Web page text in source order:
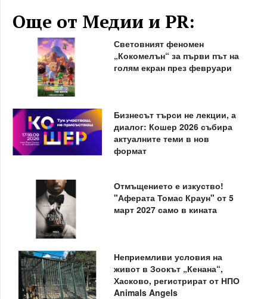
Още от Медии и PR:
Световният феномен
„Кокомелън“ за първи път на
голям екран през февруари
Бизнесът търси не лекции, а
диалог: Кошер 2026 събира
актуалните теми в нов
формат
Отмъщението е изкуство!
"Аферата Томас Краун" от 5
март 2027 само в кината
Неприемливи условия на
живот в Зоокът „Кенана“,
Хасково, регистрират от НПО
Animals Angels